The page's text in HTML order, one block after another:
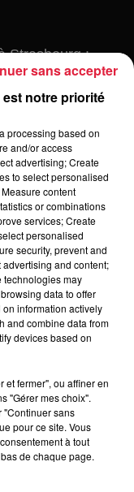
Strasbourg :
réagit
: rencontre
sur la venue du
la Ligue contre
notre priorité
processing based on
and/or access
advertising; Create
to select personalised
content
or combinations
services; Create
personalised
security, prevent and
and content;
technologies may
data to offer
information actively
and combine data from
devices based on
et fermer", ou affiner en
"Gérer mes choix".
"Continuer sans
pour ce site. Vous
à tout
de chaque page.
sans accepter